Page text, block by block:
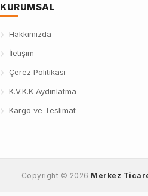
KURUMSAL
Hakkımızda
İletişim
Çerez Politikası
K.V.K.K Aydınlatma
Kargo ve Teslimat
Copyright © 2026 Merkez